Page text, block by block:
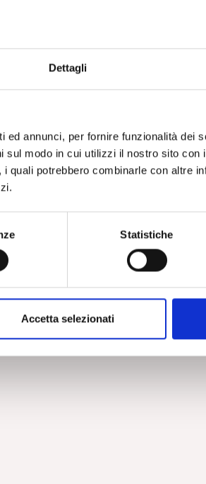
Dettagli
annunci, per fornire funzionalità dei
sul modo in cui utilizzi il nostro sito con
quali potrebbero combinarle con altre
Statistiche
Accetta selezionati
Giornata mondiale contro la
Donne